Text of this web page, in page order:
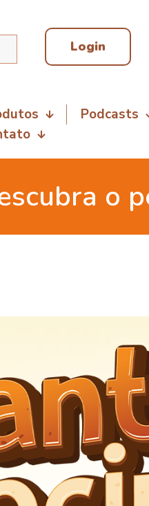
Login
Podcasts
o